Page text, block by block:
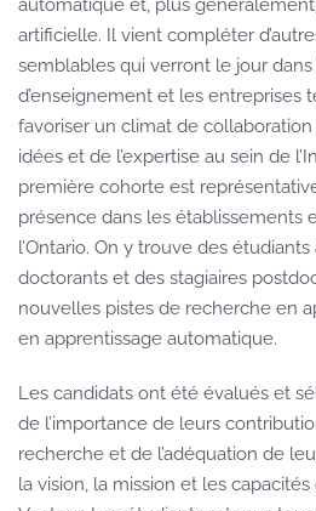
automatique et, plus
artificielle. Il vient compléter
semblables qui verront le jour
d’enseignement et les entreprises
favoriser un climat de
idées et de l’expertise au sein de
première cohorte est
présence dans les établissements
l’Ontario. On y trouve des
doctorants et des stagiaires
nouvelles pistes de recherche en
en apprentissage automatique.
Les candidats ont été évalués et
de l’importance de leurs
recherche et de l’adéquation de
la vision, la mission et les